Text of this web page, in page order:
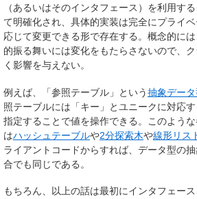
（あるいはそのインタフェース）を利用す
て明確化され、具体的実装は完全にプライ
応じて変更できる形で存在する。概念的に
的振る舞いには変化をもたらさないので、
く影響を与えない。
例えば、「参照テーブル」という抽象データ
照テーブルには「キー」とユニークに対応
指定することで値を操作できる。このよう
はハッシュテーブルや2分探索木や線形リス
ライアントコードからすれば、データ型の
合でも同じである。
もちろん、以上の話は最初にインタフェー